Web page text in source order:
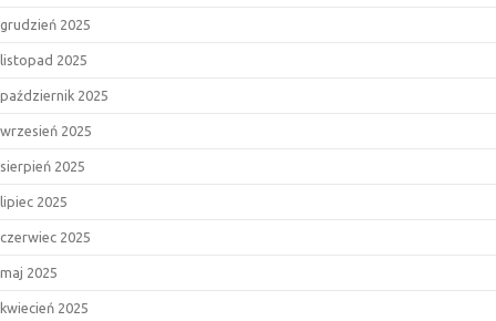
grudzień 2025
listopad 2025
październik 2025
wrzesień 2025
sierpień 2025
lipiec 2025
czerwiec 2025
maj 2025
kwiecień 2025